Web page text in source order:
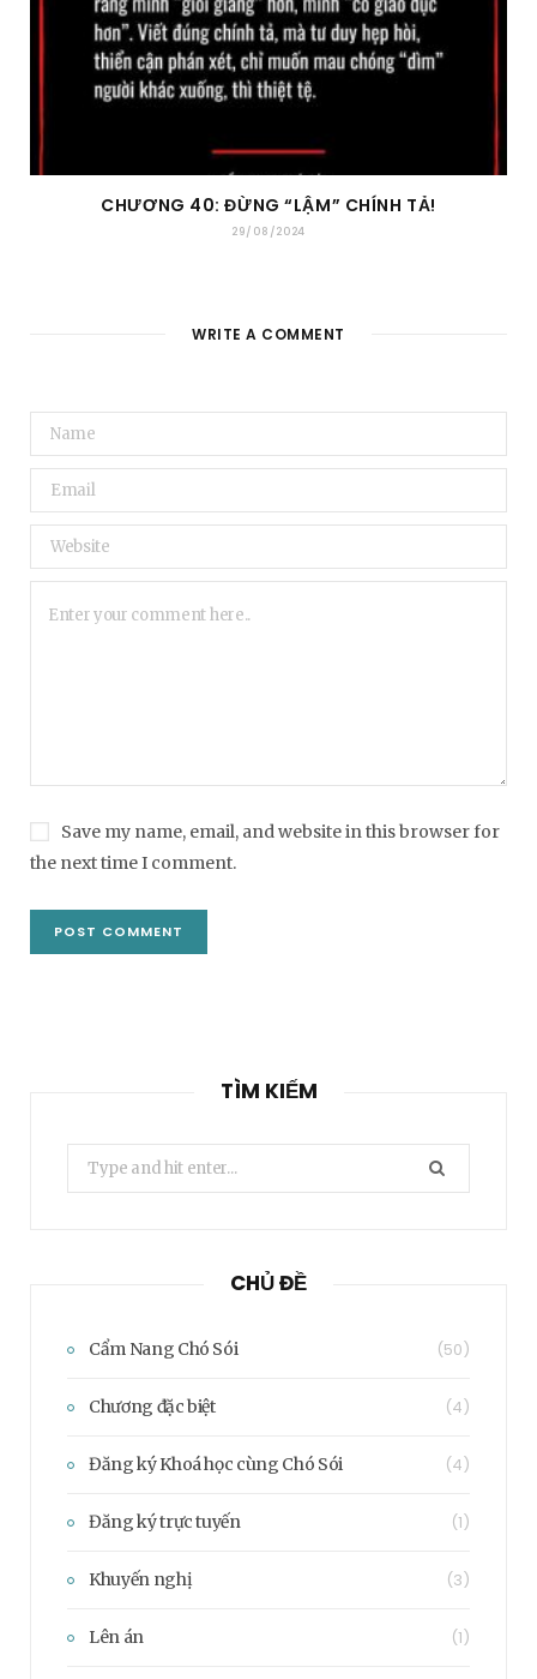
CHƯƠNG 40: ĐỪNG “LẬM” CHÍNH TẢ!
29/08/2024
WRITE A COMMENT
Save my name, email, and website in this browser for
the next time I comment.
TÌM KIẾM
Search
for:
CHỦ ĐỀ
Cẩm Nang Chó Sói (50)
Chương đặc biệt (4)
Đăng ký Khoá học cùng Chó Sói (4)
Đăng ký trực tuyến (1)
Khuyến nghị (3)
Lên án (1)